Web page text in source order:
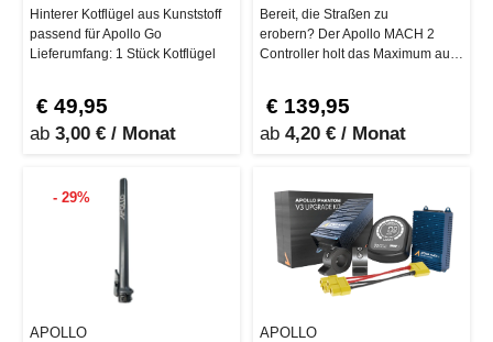
Hinterer Kotflügel aus Kunststoff
passend für Apollo Go
Lieferumfang: 1 Stück Kotflügel
€ 49,95
ab 3,00 € / Monat
Bereit, die Straßen zu
erobern? Der Apollo MACH 2
Controller holt das Maximum aus
€ 139,95
ab 4,20 € / Monat
- 29%
APOLLO APOLLO